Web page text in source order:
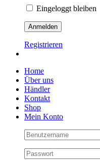
Eingeloggt bleiben
Registrieren
Home
Über uns
Händler
Kontakt
Shop
Mein Konto